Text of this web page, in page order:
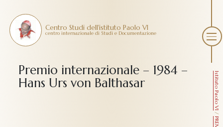
Centro Studi dell'istituto Paolo VI
centro internazionale di Studi e Documentazione
Istituto Paolo VI
/
Premio internazionale – 1984 –
Hans Urs von Balthasar